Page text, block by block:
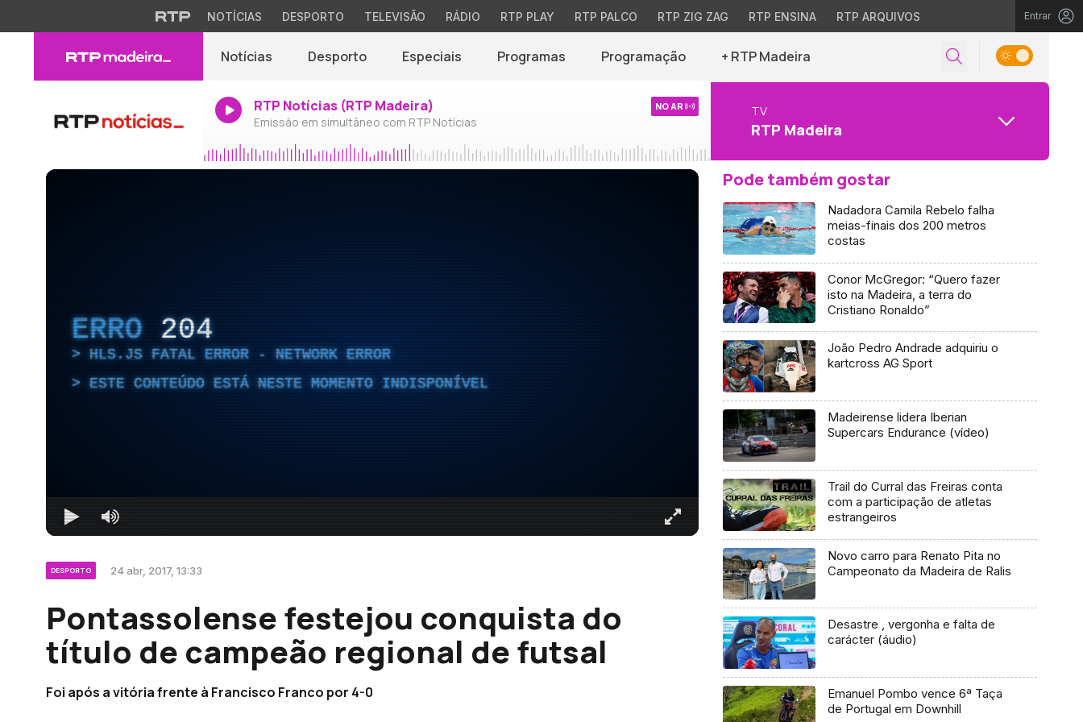
NOTÍCIAS DESPORTO TELEVISÃO RÁDIO RTP PLAY RTP PALCO RTP ZIG ZAG RTP ENSINA RTP ARQUIVOS Entrar
Notícias Desporto Especiais Programas Programação + RTP Madeira
RTP Notícias (RTP Madeira)
Emissão em simultâneo com RTP Notícias
NO AR TV
RTP Madeira
ERRO 204
HLS.JS FATAL ERROR - NETWORK ERROR
ESTE CONTEÚDO ESTÁ NESTE MOMENTO INDISPONÍVEL
DESPORTO 24 abr, 2017, 13:33
Pontassolense festejou conquista do
título de campeão regional de futsal
Foi após a vitória frente à Francisco Franco por 4-0
Pode também gostar
Nadadora Camila Rebelo falha
meias-finais dos 200 metros
costas
Conor McGregor: “Quero fazer
isto na Madeira, a terra do
Cristiano Ronaldo”
João Pedro Andrade adquiriu o
kartcross AG Sport
Madeirense lidera Iberian
Supercars Endurance (vídeo)
Trail do Curral das Freiras conta
com a participação de atletas
estrangeiros
Novo carro para Renato Pita no
Campeonato da Madeira de Ralis
Desastre , vergonha e falta de
carácter (áudio)
Emanuel Pombo vence 6ª Taça
de Portugal em Downhill